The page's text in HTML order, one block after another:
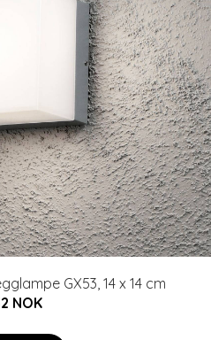
GX53, 14 x 14 cm
NOK